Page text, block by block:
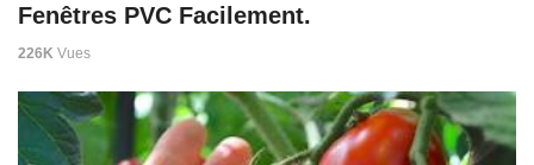
Fenêtres PVC Facilement.
226K Vues